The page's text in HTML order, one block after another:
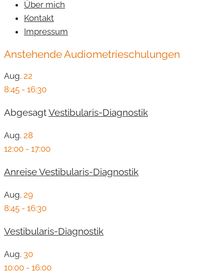
Über mich
Kontakt
Impressum
Anstehende Audiometrieschulungen
Aug. 22
8:45 - 16:30
AbgesagtVestibularis-Diagnostik
Aug. 28
12:00 - 17:00
Anreise Vestibularis-Diagnostik
Aug. 29
8:45 - 16:30
Vestibularis-Diagnostik
Aug. 30
10:00 - 16:00